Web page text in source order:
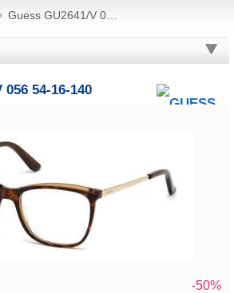
Guess GU2641/V 056 54-16-140
056 54-16-140
-50%